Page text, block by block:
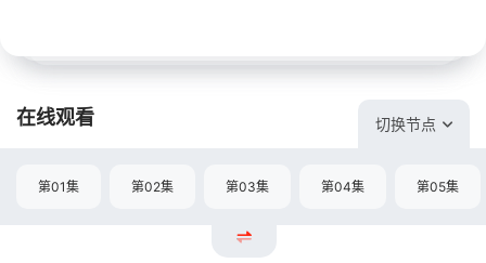
在线观看 切换节点
第01集 第02集 第03集 第04集 第05集